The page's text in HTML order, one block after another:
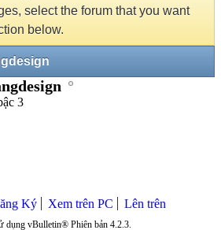
select the forum that you want
below.
3
Ký Xem trên PC Lên trên
dụng vBulletin® Phiên bản 4.2.3.